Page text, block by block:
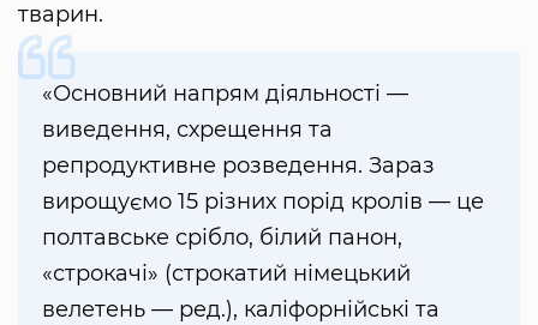
тварин.
«Основний напрям діяльності —
виведення, схрещення та
репродуктивне розведення. Зараз
вирощуємо 15 різних порід кролів — це
полтавське срібло, білий панон,
«строкачі» (строкатий німецький
велетень — ред.), каліфорнійські та